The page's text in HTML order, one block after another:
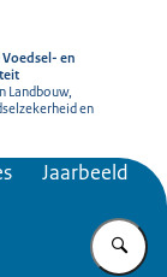
en
Landbouw,
en
Jaarbeeld